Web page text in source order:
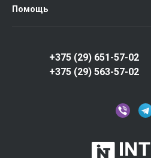
Помощь
+375 (29) 651-57-02
+375 (29) 563-57-02